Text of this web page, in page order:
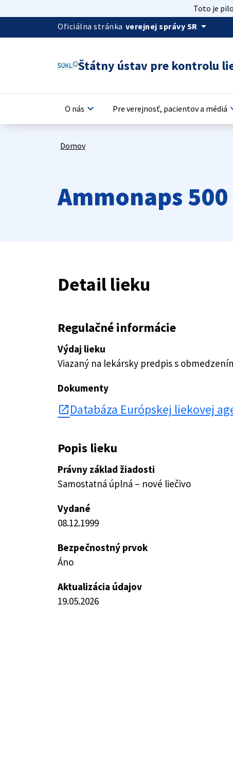
Toto je
Oficiálna stránka verejnej správy SR arrow_drop_down
Štátny ústav pre kontrolu
O nás keyboard_arrow_down Pre verejnosť, pacientov a médiá
Domov
Ammonaps
Detail lieku
Regulačné informácie
Výdaj lieku
Viazaný na lekársky predpis s
Dokumenty
open_in_new Databáza Európskej liekovej
Popis lieku
Právny základ žiadosti
Samostatná úplná – nové liečivo
Vydané
08.12.1999
Bezpečnostný prvok
Áno
Aktualizácia údajov
19.05.2026